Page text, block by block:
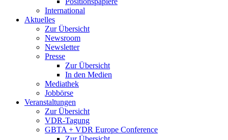
International
Aktuelles
Zur Übersicht
Newsroom
Newsletter
Presse
Zur Übersicht
In den Medien
Mediathek
Jobbörse
Veranstaltungen
Zur Übersicht
VDR-Tagung
GBTA + VDR Europe Conference